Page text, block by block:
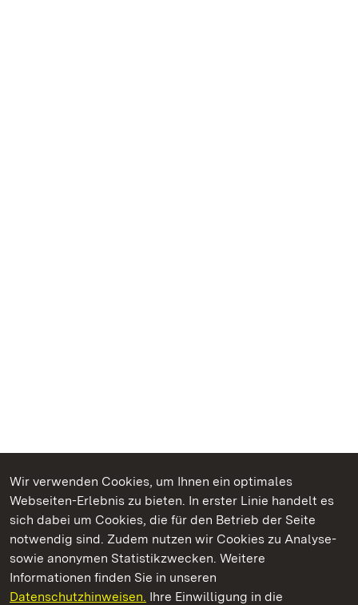
Wir verwenden Cookies, um Ihnen ein optimales
Webseiten-Erlebnis zu bieten. In erster Linie handelt es
sich dabei um Cookies, die für den Betrieb der Seite
notwendig sind. Zudem nutzen wir Cookies zu Analyse-
sowie anonymen Statistikzwecken. Weitere
Informationen finden Sie in unseren
Datenschutzhinweisen. Ihre Einwilligung in die
Kommen. Staunen. Genießen.
Residenzschloss Ludwigsburg